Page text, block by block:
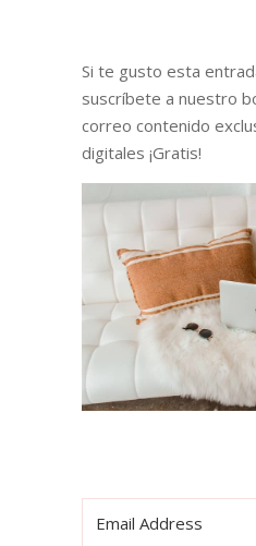
Si te gusto esta
suscríbete a nuestro
correo contenido
digitales ¡Gratis!